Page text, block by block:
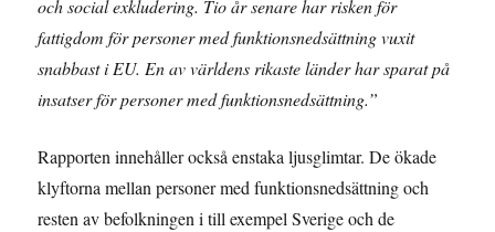
och social exkludering. Tio år senare har risken för
fattigdom för personer med funktionsnedsättning vuxit
snabbast i EU. En av världens rikaste länder har sparat på
insatser för personer med funktionsnedsättning.”
Rapporten innehåller också enstaka ljusglimtar. De ökade
klyftorna mellan personer med funktionsnedsättning och
resten av befolkningen i till exempel Sverige och de